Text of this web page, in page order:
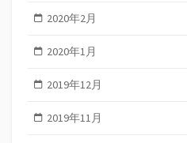
2020年2月
2020年1月
2019年12月
2019年11月